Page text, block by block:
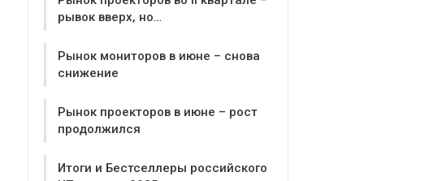
рывок вверх, но…
Рынок мониторов в июне – снова
снижение
Рынок проекторов в июне – рост
продолжился
Итоги и Бестселлеры российского